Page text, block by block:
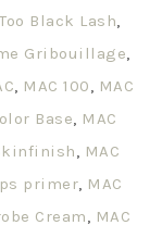
Black Lash,
Gribouillage,
, MAC 100, MAC
Base, MAC
, MAC
primer, MAC
Cream, MAC